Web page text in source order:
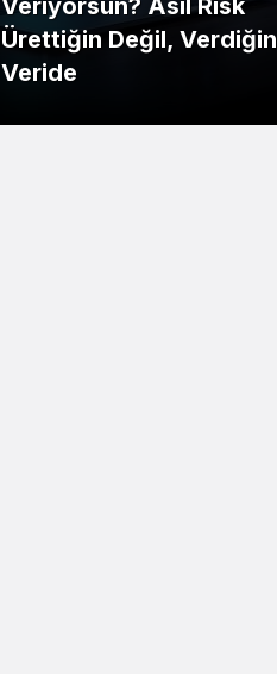
Veriyorsun? Asıl Risk
Ürettiğin Değil, Verdiğin
Veride